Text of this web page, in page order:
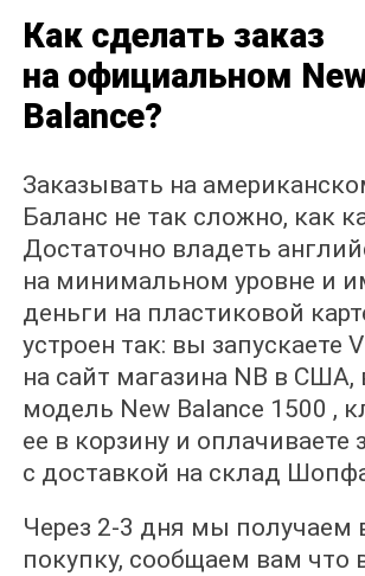
Как сделать заказ
на официальном
Balance?
Заказывать на
Баланс не так сложно, как
Достаточно владеть
на минимальном уровне и
деньги на пластиковой
устроен так: вы запускаете
на сайт магазина NB в США,
модель New Balance 1500 ,
ее в корзину и оплачиваете
с доставкой на склад
Через 2-3 дня мы получаем
покупку, сообщаем вам что